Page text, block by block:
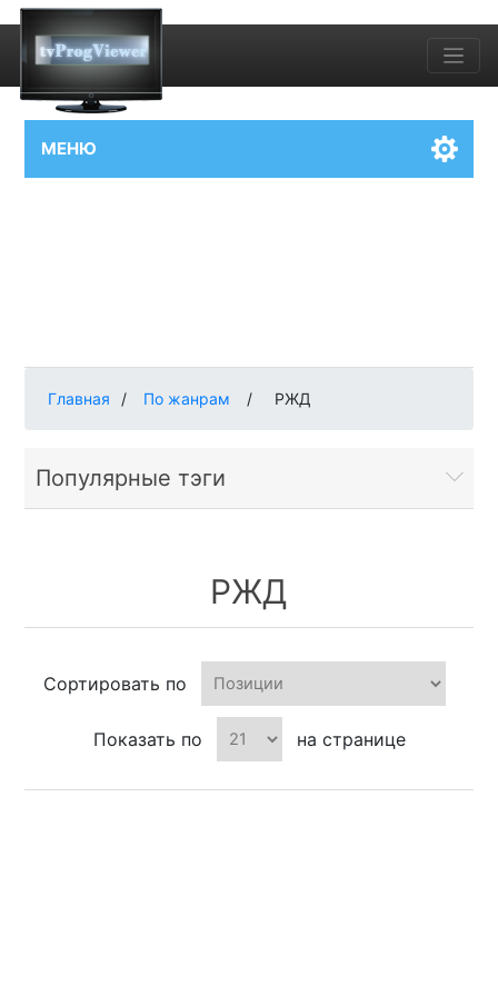
МЕНЮ
Главная / По жанрам / РЖД
Популярные тэги
РЖД
Сортировать по
Показать по на странице